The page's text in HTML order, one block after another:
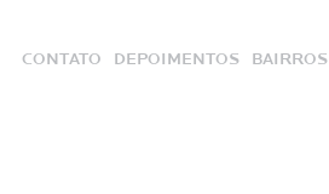
BAIRROS
DEPOIMENTOS
CONTATO